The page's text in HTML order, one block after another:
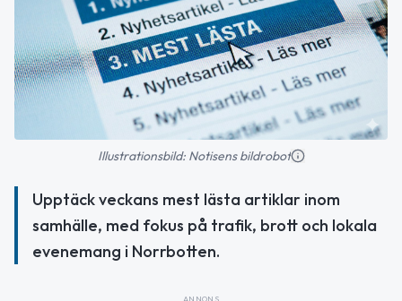
Illustrationsbild: Notisens bildrobot
Upptäck veckans mest lästa artiklar inom
samhälle, med fokus på trafik, brott och lokala
evenemang i Norrbotten.
ANNONS